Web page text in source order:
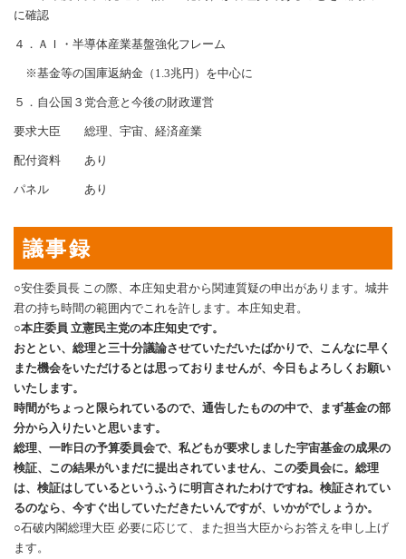
に確認
４．ＡＩ・半導体産業基盤強化フレーム
※基金等の国庫返納金（1.3兆円）を中心に
５．自公国３党合意と今後の財政運営
要求大臣 総理、宇宙、経済産業
配付資料 あり
パネル あり
議事録
○安住委員長 この際、本庄知史君から関連質疑の申出があります。城井
君の持ち時間の範囲内でこれを許します。本庄知史君。
○本庄委員 立憲民主党の本庄知史です。
おととい、総理と三十分議論させていただいたばかりで、こんなに早く
また機会をいただけるとは思っておりませんが、今日もよろしくお願い
いたします。
時間がちょっと限られているので、通告したものの中で、まず基金の部
分から入りたいと思います。
総理、一昨日の予算委員会で、私どもが要求しました宇宙基金の成果の
検証、この結果がいまだに提出されていません、この委員会に。総理
は、検証はしているというふうに明言されたわけですね。検証されてい
るのなら、今すぐ出していただきたいんですが、いかがでしょうか。
○石破内閣総理大臣 必要に応じて、また担当大臣からお答えを申し上げ
ます。